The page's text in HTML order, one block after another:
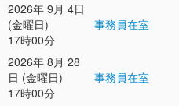
2026年 9月 4日
(金曜日)
17時00分
事務員在室
2026年 8月 28
日 (金曜日)
17時00分
事務員在室